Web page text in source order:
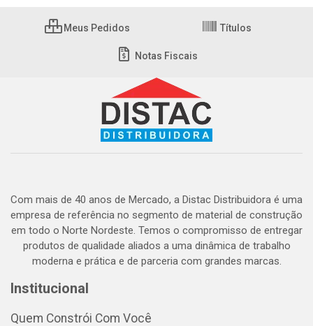
Meus Pedidos Títulos
Notas Fiscais
Com mais de 40 anos de Mercado, a Distac Distribuidora é uma
empresa de referência no segmento de material de construção
em todo o Norte Nordeste. Temos o compromisso de entregar
produtos de qualidade aliados a uma dinâmica de trabalho
moderna e prática e de parceria com grandes marcas.
Institucional
Quem Constrói Com Você